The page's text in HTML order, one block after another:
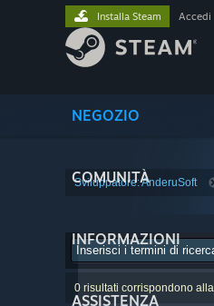
NEGOZIO
COMUNITÀ
INFORMAZIONI
ASSISTENZA
Installa Steam Accedi
Sviluppatore: AnderuSoft
0 risultati corrispondono